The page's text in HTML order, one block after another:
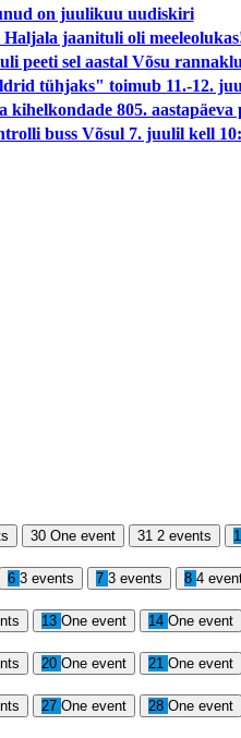
on juulikuu uudiskiri
Haljala jaanituli oli
peeti sel aastal Võsu
tühjaks" toimub 11.-12.
805.
buss Võsul 7. juulil kell
30 One event 31 2 events 1
6 3 events 7 3 events 8 4
13 One event 14 One event
20 One event 21 One event
27 One event 28 One event